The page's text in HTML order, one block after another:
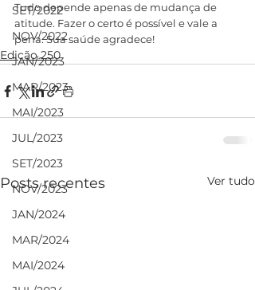
SET/2022
NOV/2022
JAN/2023
MAR/2023
MAI/2023
JUL/2023
SET/2023
NOV/2023
JAN/2024
MAR/2024
MAI/2024
Tudo depende apenas de mudança de
atitude. Fazer o certo é possível e vale a
pena. Sua saúde agradece!
Edição 250
Posts recentes Ver tudo